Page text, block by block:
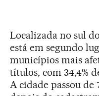
Localizada no sul
está em segundo
municípios mais
títulos, com 34,4%
A cidade passou de